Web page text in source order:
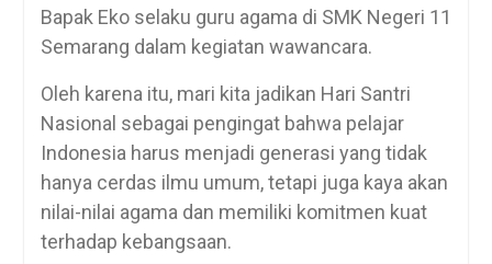
Bapak Eko selaku guru agama di SMK Negeri 11
Semarang dalam kegiatan wawancara.
Oleh karena itu, mari kita jadikan Hari Santri
Nasional sebagai pengingat bahwa pelajar
Indonesia harus menjadi generasi yang tidak
hanya cerdas ilmu umum, tetapi juga kaya akan
nilai-nilai agama dan memiliki komitmen kuat
terhadap kebangsaan.